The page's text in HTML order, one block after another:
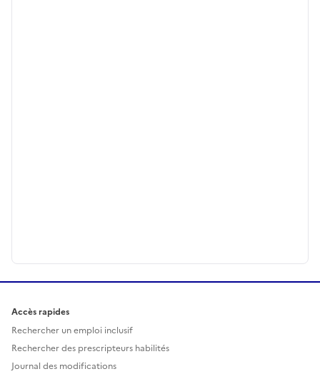
Accès rapides
Rechercher un emploi inclusif
Rechercher des prescripteurs habilités
Journal des modifications